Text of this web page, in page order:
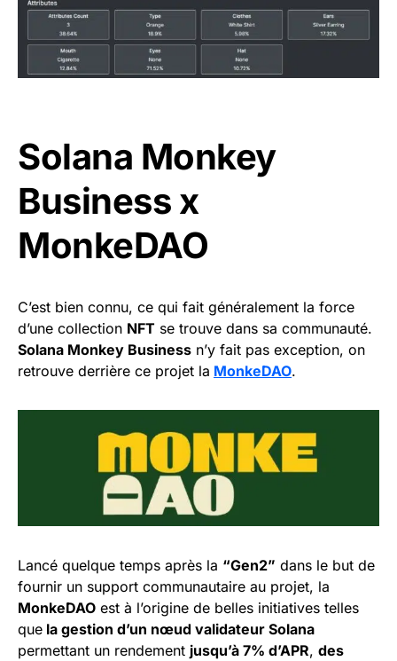
Solana Monkey
Business x
MonkeDAO
C’est bien connu, ce qui fait généralement la force
d’une collection NFT se trouve dans sa communauté.
Solana Monkey Business n’y fait pas exception, on
retrouve derrière ce projet la MonkeDAO.
Lancé quelque temps après la “Gen2” dans le but de
fournir un support communautaire au projet, la
MonkeDAO est à l’origine de belles initiatives telles
que la gestion d’un nœud validateur Solana
permettant un rendement jusqu’à 7% d’APR, des